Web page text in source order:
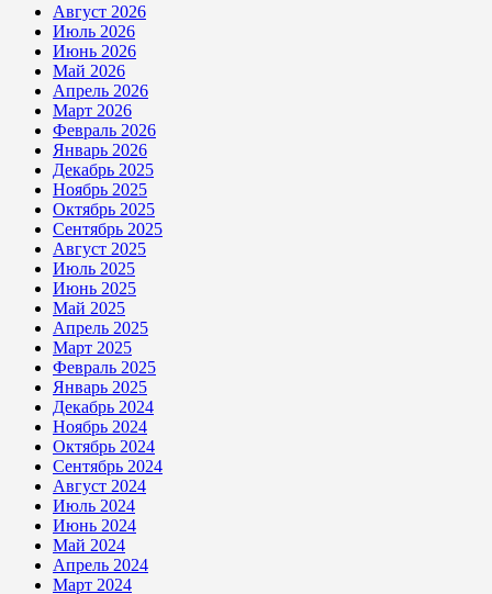
Август 2026
Июль 2026
Июнь 2026
Май 2026
Апрель 2026
Март 2026
Февраль 2026
Январь 2026
Декабрь 2025
Ноябрь 2025
Октябрь 2025
Сентябрь 2025
Август 2025
Июль 2025
Июнь 2025
Май 2025
Апрель 2025
Март 2025
Февраль 2025
Январь 2025
Декабрь 2024
Ноябрь 2024
Октябрь 2024
Сентябрь 2024
Август 2024
Июль 2024
Июнь 2024
Май 2024
Апрель 2024
Март 2024